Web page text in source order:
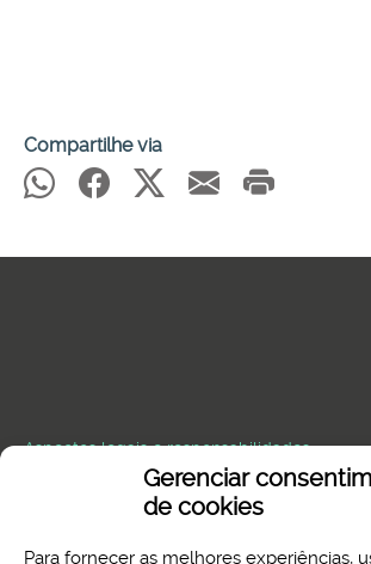
Gerenciar
de cookies
Para fornecer as melhores experiências,
Compartilhe via
Aspectos legais e responsabilidades
Política de Privacidade